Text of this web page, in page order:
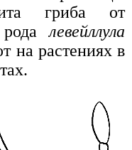
гриба от
родалевейллула
на растениях в